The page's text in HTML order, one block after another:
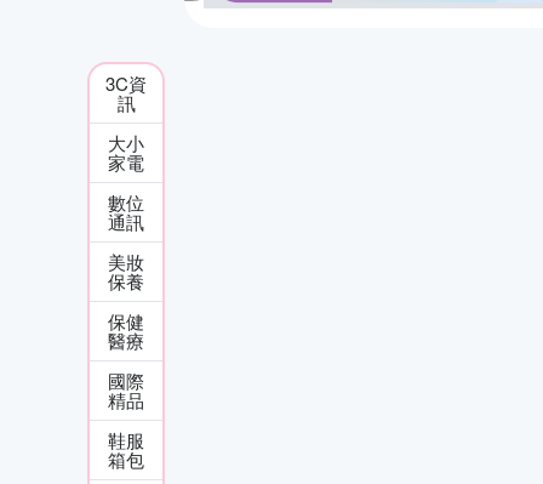
3C資
訊
大小
家電
數位
通訊
美妝
保養
保健
醫療
國際
精品
鞋服
箱包